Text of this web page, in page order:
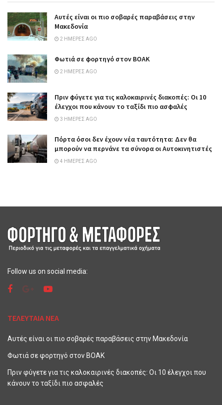
Αυτές είναι οι πιο σοβαρές παραβάσεις στην
Μακεδονία
2 ΗΜΈΡΕΣ AGO
Φωτιά σε φορτηγό στον ΒΟΑΚ
2 ΗΜΈΡΕΣ AGO
Πριν φύγετε για τις καλοκαιρινές διακοπές: Οι 10
έλεγχοι που κάνουν το ταξίδι πιο ασφαλές
3 ΗΜΈΡΕΣ AGO
Πόρτα όσοι δεν έχουν νέα ταυτότητα: Δεν θα
μπορούν να περνάνε τα σύνορα οι Αυτοκινητιστές
4 ΗΜΈΡΕΣ AGO
Follow us on social media:
ΤΕΛΕΥΤΑΙΑ ΝΕΑ
Αυτές είναι οι πιο σοβαρές παραβάσεις στην Μακεδονία
Φωτιά σε φορτηγό στον ΒΟΑΚ
Πριν φύγετε για τις καλοκαιρινές διακοπές: Οι 10 έλεγχοι που
κάνουν το ταξίδι πιο ασφαλές